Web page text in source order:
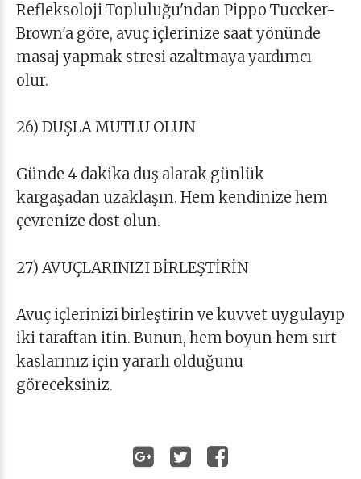
Refleksoloji Topluluğu'ndan Pippo Tuccker-
Brown'a göre, avuç içlerinize saat yönünde
masaj yapmak stresi azaltmaya yardımcı
olur.
26) DUŞLA MUTLU OLUN
Günde 4 dakika duş alarak günlük
kargaşadan uzaklaşın. Hem kendinize hem
çevrenize dost olun.
27) AVUÇLARINIZI BİRLEŞTİRİN
Avuç içlerinizi birleştirin ve kuvvet uygulayıp
iki taraftan itin. Bunun, hem boyun hem sırt
kaslarınız için yararlı olduğunu
göreceksiniz.